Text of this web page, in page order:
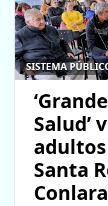
SISTEMA
Salud’
Santa
Conlara